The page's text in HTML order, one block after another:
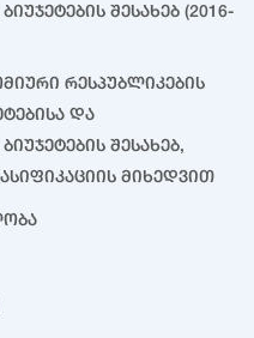
შესახებ (2016-
რესპუბლიკების
და
შესახებ,
მიხედვით